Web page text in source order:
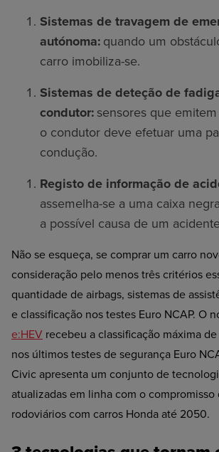
Sistemas de travagem de
autónoma: quando um
carro imobiliza-se.
Sistemas de deteção de
condutor: sensores que
o condutor deve efetuar uma
condução.
Registo de informação de
assemelha-se a uma caixa
a possível causa de um
Não se esqueça, se comprar um carro
consideração pelo menos três critérios
quantidade de airbags, sistemas de
e classificação nos testes Euro NCAP. O
e:HEV recebeu a classificação máxima
nos últimos testes de segurança Euro
Civic apresenta um conjunto de
atualizadas em linha com o
rodoviários com carros Honda até 2050.